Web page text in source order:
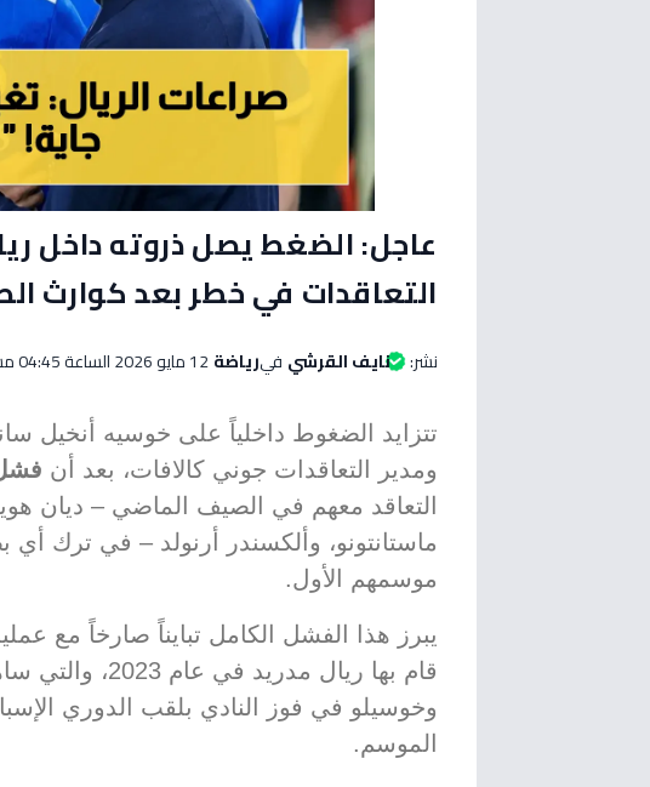
عاجل: الضغط يصل ذروته داخل
التعاقدات في خطر بعد كوارث
نشر: نايف القرشي فيرياضة12 مايو 2026 الساعة 04:45 مساءاً
تتزايد الضغوط داخلياً على خوسيه أنخيل
ومدير التعاقدات جوني كالافات، بعد أن فشل
التعاقد معهم في الصيف الماضي – ديان
ماستانتونو، وألكسندر أرنولد – في ترك
موسمهم الأول.
يبرز هذا الفشل الكامل تبايناً صارخاً مع
قام بها ريال
وخوسيلو في فوز النادي بلقب الدوري
الموسم.